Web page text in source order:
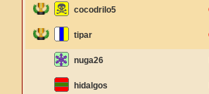
cocodrilo5
tipar
nuga26
hidalgos